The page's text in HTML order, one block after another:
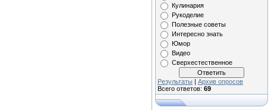
Кулинария
Рукоделие
Полезные советы
Интересно знать
Юмор
Видео
Сверхестественное
Результаты | Архив опросов
Всего ответов: 69